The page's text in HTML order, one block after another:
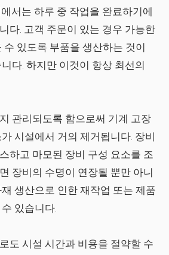
서는 하루 중 작업을 완료하기에
다. 고객 주문이 있는 경우 가능한
수 있도록 부품을 생산하는 것이
다. 하지만 이것이 항상 최선의
관리되도록 함으로써 기계 고장
시설에서 거의 제거됩니다. 장비
하고 마모된 장비 구성 요소를 조
장비의 수명이 연장될 뿐만 아니
생산으로 인한 재작업 또는 제품
있습니다.
도 시설 시간과 비용을 절약할 수